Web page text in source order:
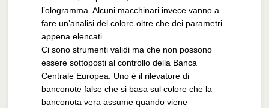
l’ologramma. Alcuni macchinari invece vanno a
fare un’analisi del colore oltre che dei parametri
appena elencati.
Ci sono strumenti validi ma che non possono
essere sottoposti al controllo della Banca
Centrale Europea. Uno è il rilevatore di
banconote false che si basa sul colore che la
banconota vera assume quando viene